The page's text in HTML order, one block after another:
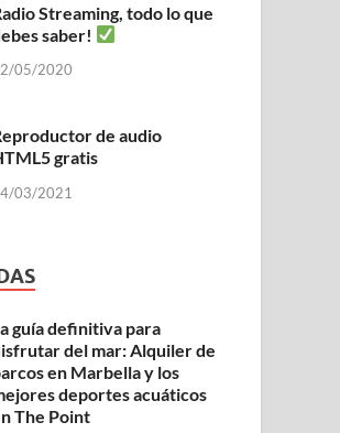
Streaming, todo lo que
saber!
05/2020
de audio
gratis
03/2021
guía definitiva para
del mar: Alquiler de
en Marbella y los
deportes acuáticos
The Point